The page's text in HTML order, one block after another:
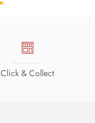
Click & Collect